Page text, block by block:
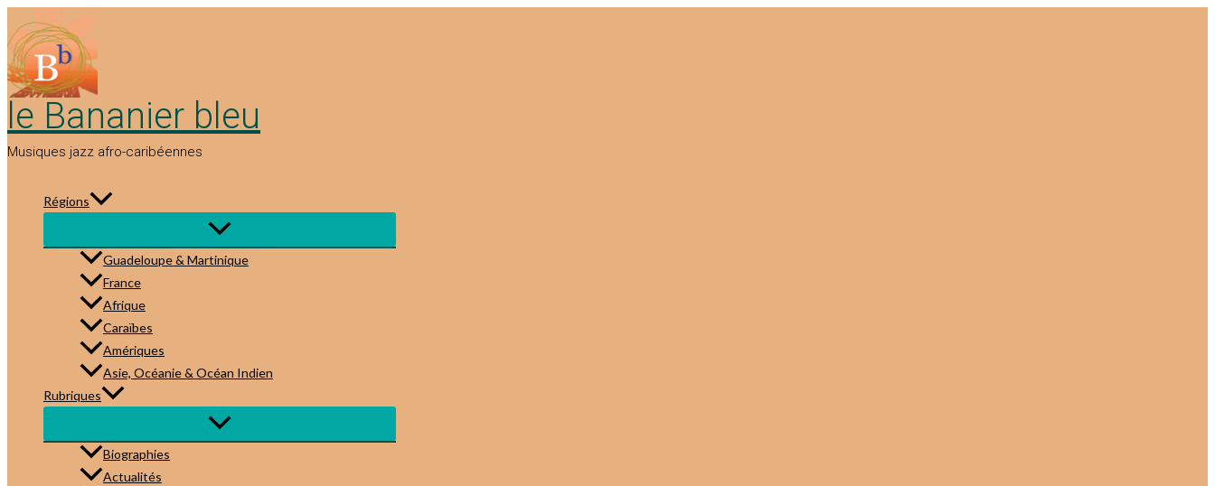
au
contenu
le Bananier bleu
Musiques jazz afro-caribéennes
Régions
Guadeloupe & Martinique
France
Afrique
Caraïbes
Amériques
Asie, Océanie & Océan Indien
Rubriques
Biographies
Actualités